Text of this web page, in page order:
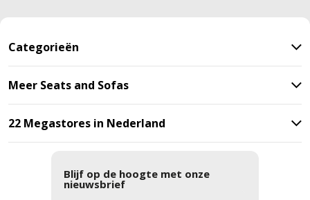
Categorieën
Meer Seats and Sofas
22 Megastores in Nederland
Blijf op de hoogte met onze
nieuwsbrief